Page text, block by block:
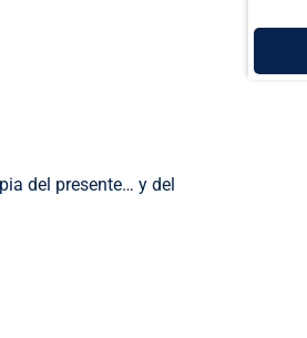
del presente… y del